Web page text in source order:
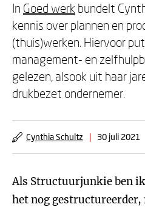
In Goed werk bundelt
kennis over plannen en
(thuis)werken. Hiervoor
management- en
gelezen, alsook uit haar
drukbezet ondernemer.
Cynthia Schultz | 30 juli 2021
Als Structuurjunkie ben
het nog